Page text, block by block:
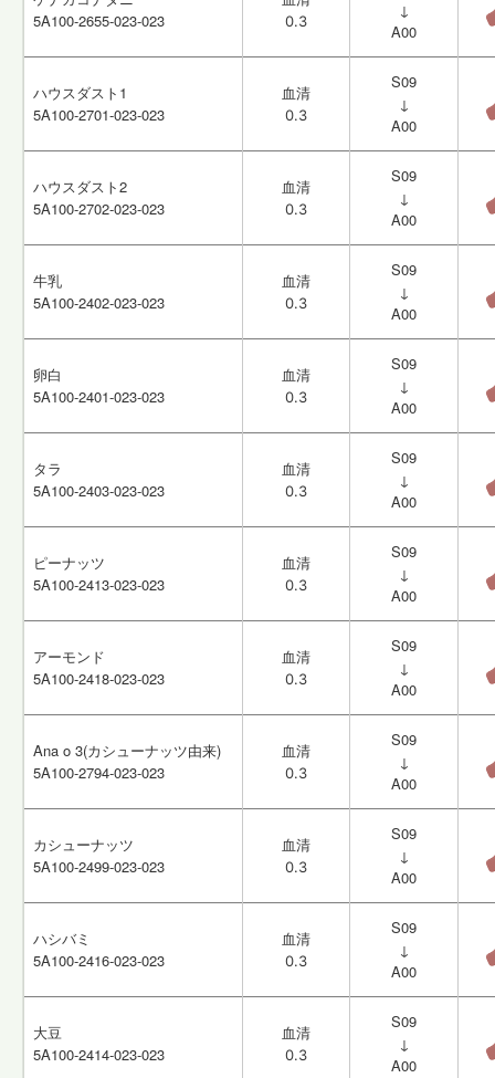
5A100-2655-023-023
0.3
↓
A00
ハウスダスト1
5A100-2701-023-023
血清
0.3
S09
↓
A00
ハウスダスト2
5A100-2702-023-023
血清
0.3
S09
↓
A00
牛乳
5A100-2402-023-023
血清
0.3
S09
↓
A00
卵白
5A100-2401-023-023
血清
0.3
S09
↓
A00
タラ
5A100-2403-023-023
血清
0.3
S09
↓
A00
ピーナッツ
5A100-2413-023-023
血清
0.3
S09
↓
A00
アーモンド
5A100-2418-023-023
血清
0.3
S09
↓
A00
Ana o 3(カシューナッツ由来)
5A100-2794-023-023
血清
0.3
S09
↓
A00
カシューナッツ
5A100-2499-023-023
血清
0.3
S09
↓
A00
ハシバミ
5A100-2416-023-023
血清
0.3
S09
↓
A00
大豆
5A100-2414-023-023
血清
0.3
S09
↓
A00
5A100-2655-023-023
0.3
↓
A00
ハウスダスト1
5A100-2701-023-023
血清
0.3
S09
↓
A00
ハウスダスト2
5A100-2702-023-023
血清
0.3
S09
↓
A00
牛乳
5A100-2402-023-023
血清
0.3
S09
↓
A00
卵白
5A100-2401-023-023
血清
0.3
S09
↓
A00
タラ
5A100-2403-023-023
血清
0.3
S09
↓
A00
ピーナッツ
5A100-2413-023-023
血清
0.3
S09
↓
A00
アーモンド
5A100-2418-023-023
血清
0.3
S09
↓
A00
Ana o 3(カシューナッツ由来)
5A100-2794-023-023
血清
0.3
S09
↓
A00
カシューナッツ
5A100-2499-023-023
血清
0.3
S09
↓
A00
ハシバミ
5A100-2416-023-023
血清
0.3
S09
↓
A00
大豆
5A100-2414-023-023
血清
0.3
S09
↓
A00